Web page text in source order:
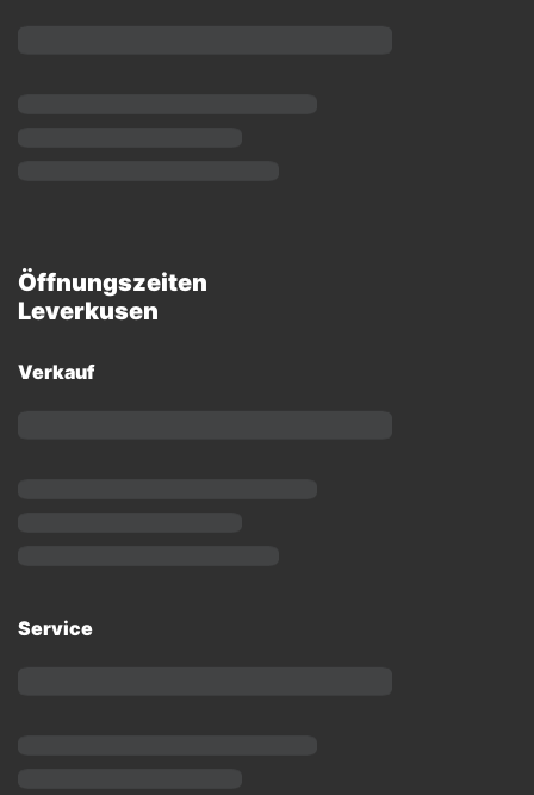
Öffnungszeiten
Leverkusen
Verkauf
Service